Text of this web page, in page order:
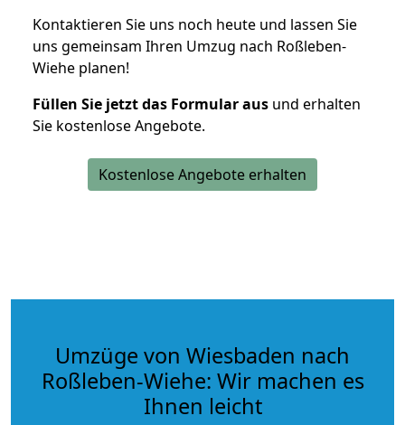
Kontaktieren Sie uns noch heute und lassen Sie
uns gemeinsam Ihren Umzug nach Roßleben-
Wiehe planen!
Füllen Sie jetzt das Formular aus und erhalten
Sie kostenlose Angebote.
Kostenlose Angebote erhalten
Umzüge von Wiesbaden nach
Roßleben-Wiehe: Wir machen es
Ihnen leicht